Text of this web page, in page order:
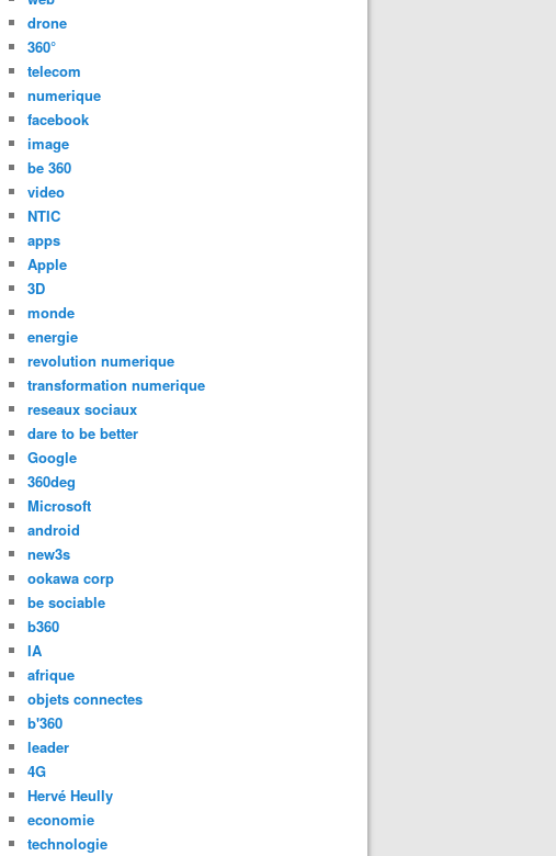
drone
360°
telecom
numerique
facebook
image
be 360
video
NTIC
apps
Apple
3D
monde
energie
revolution numerique
transformation numerique
reseaux sociaux
dare to be better
Google
360deg
Microsoft
android
new3s
ookawa corp
be sociable
b360
IA
afrique
objets connectes
b'360
leader
4G
Hervé Heully
economie
technologie